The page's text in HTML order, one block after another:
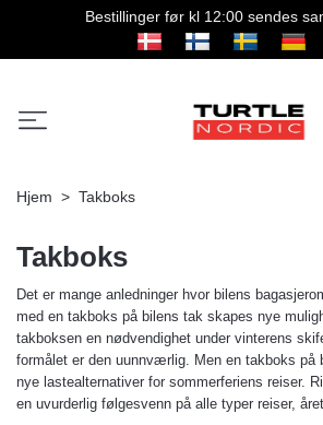
Bestillinger før kl 12:00 sendes
Hjem Takboks
Takboks
Det er mange anledninger hvor bilens
med en takboks på bilens tak skapes nye
takboksen en nødvendighet under vinterens
formålet er den uunnværlig. Men en takboks på
nye lastealternativer for sommerferiens reiser.
en uvurderlig følgesvenn på alle typer reiser,